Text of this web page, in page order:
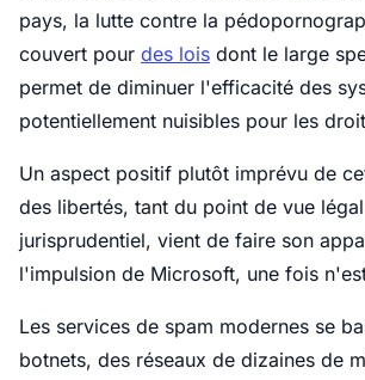
pays, la lutte contre la
couvert pour des lois dont le large
permet de diminuer l'efficacité des
potentiellement nuisibles pour les
Un aspect positif plutôt imprévu de
des libertés, tant du point de vue
jurisprudentiel, vient de faire son
l'impulsion de Microsoft, une fois
Les services de spam modernes se
botnets, des réseaux de dizaines de